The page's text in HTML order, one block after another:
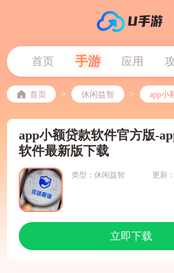
首页 手游 应用
首页 > 休闲益智 > app小
app小额贷款软件官方版-
软件最新版下载
类型：休闲益智 更新
立即下载